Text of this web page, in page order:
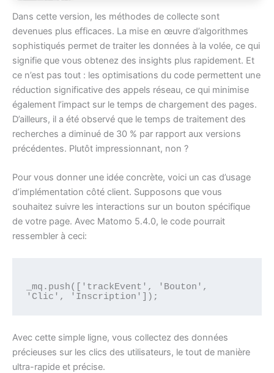
Dans cette version, les méthodes de collecte sont
devenues plus efficaces. La mise en œuvre d’algorithmes
sophistiqués permet de traiter les données à la volée, ce qui
signifie que vous obtenez des insights plus rapidement. Et
ce n’est pas tout : les optimisations du code permettent une
réduction significative des appels réseau, ce qui minimise
également l’impact sur le temps de chargement des pages.
D’ailleurs, il a été observé que le temps de traitement des
recherches a diminué de 30 % par rapport aux versions
précédentes. Plutôt impressionnant, non ?
Pour vous donner une idée concrète, voici un cas d’usage
d’implémentation côté client. Supposons que vous
souhaitez suivre les interactions sur un bouton spécifique
de votre page. Avec Matomo 5.4.0, le code pourrait
ressembler à ceci:
_mq.push(['trackEvent', 'Bouton',
Avec cette simple ligne, vous collectez des données
précieuses sur les clics des utilisateurs, le tout de manière
ultra-rapide et précise.